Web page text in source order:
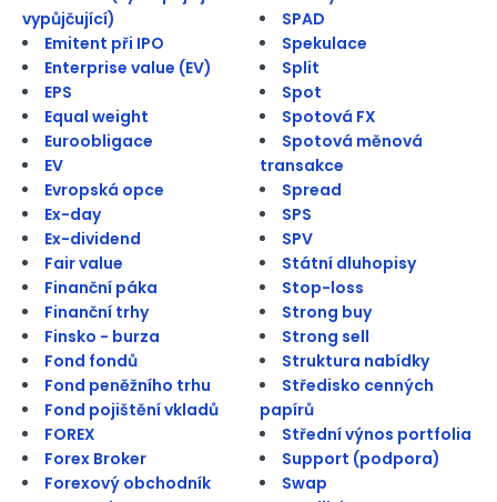
vypůjčující)
Emitent při IPO
Enterprise value (EV)
EPS
Equal weight
Euroobligace
EV
Evropská opce
Ex-day
Ex-dividend
Fair value
Finanční páka
Finanční trhy
Finsko - burza
Fond fondů
Fond peněžního trhu
Fond pojištění vkladů
FOREX
Forex Broker
Forexový obchodník
SPAD
Spekulace
Split
Spot
Spotová FX
Spotová měnová
transakce
Spread
SPS
SPV
Státní dluhopisy
Stop-loss
Strong buy
Strong sell
Struktura nabídky
Středisko cenných
papírů
Střední výnos portfolia
Support (podpora)
Swap